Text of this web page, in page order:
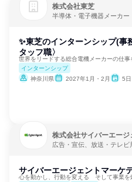
株式会社東芝
半導体・電子機器メーカー
✨東芝のインターンシップ(事
タッフ職〉
インターンシップ
神奈川県
2027年1月・2月 5日
株式会社サイバーエージ
広告・宣伝、放送・テレ
サイバーエージェントマーケ